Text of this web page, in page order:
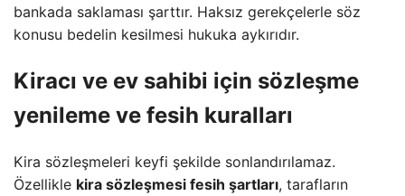
bankada saklaması şarttır. Haksız gerekçelerle söz
konusu bedelin kesilmesi hukuka aykırıdır.
Kiracı ve ev sahibi için sözleşme
yenileme ve fesih kuralları
Kira sözleşmeleri keyfi şekilde sonlandırılamaz.
Özellikle kira sözleşmesi fesih şartları, tarafların